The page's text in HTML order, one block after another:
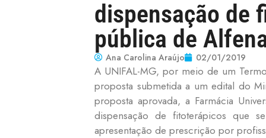
dispensação de
pública de
Ana Carolina Araújo 02/01/2019
A UNIFAL-MG, por meio de um
proposta submetida a um edital do
proposta aprovada, a Farmácia
dispensação de fitoterápicos que
apresentação de prescrição por